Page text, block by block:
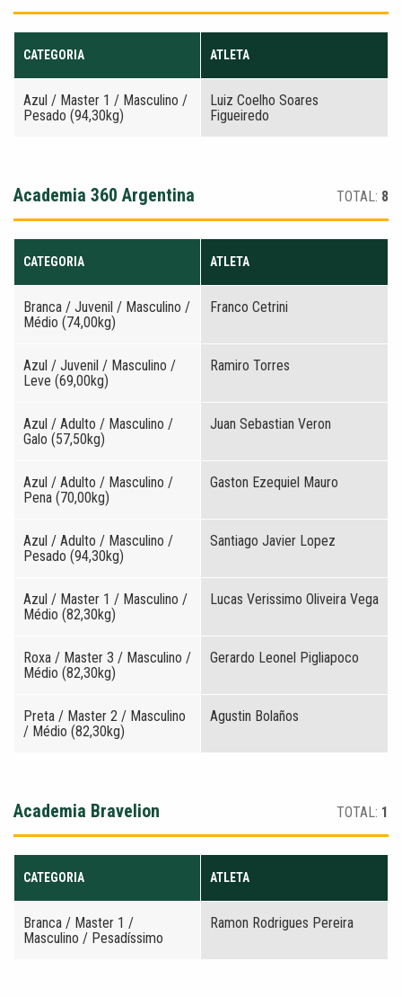
CATEGORIA ATLETA
Azul / Master 1 / Masculino /
Pesado (94,30kg)
Luiz Coelho Soares
Figueiredo
Academia 360 Argentina TOTAL: 8
CATEGORIA ATLETA
Branca / Juvenil / Masculino /
Médio (74,00kg)
Franco Cetrini
Azul / Juvenil / Masculino /
Leve (69,00kg)
Ramiro Torres
Azul / Adulto / Masculino /
Galo (57,50kg)
Juan Sebastian Veron
Azul / Adulto / Masculino /
Pena (70,00kg)
Gaston Ezequiel Mauro
Azul / Adulto / Masculino /
Pesado (94,30kg)
Santiago Javier Lopez
Azul / Master 1 / Masculino /
Médio (82,30kg)
Lucas Verissimo Oliveira Vega
Roxa / Master 3 / Masculino /
Médio (82,30kg)
Gerardo Leonel Pigliapoco
Preta / Master 2 / Masculino
/ Médio (82,30kg)
Agustin Bolaños
Academia Bravelion TOTAL: 1
CATEGORIA ATLETA
Branca / Master 1 /
Masculino / Pesadíssimo
Ramon Rodrigues Pereira